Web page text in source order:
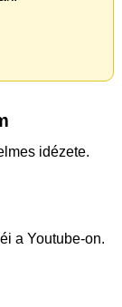
idézete.
a Youtube-on.